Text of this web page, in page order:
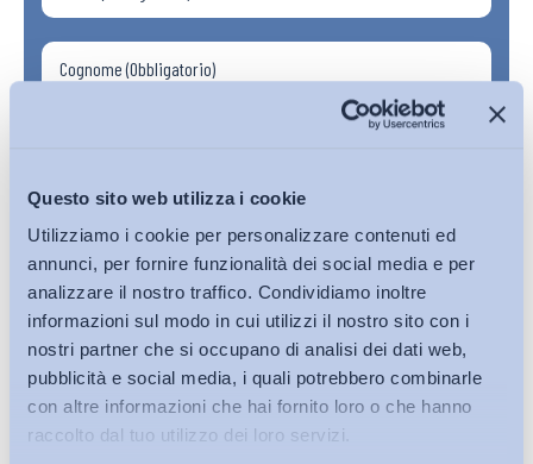
Questo sito web utilizza i cookie
Utilizziamo i cookie per personalizzare contenuti ed
annunci, per fornire funzionalità dei social media e per
analizzare il nostro traffico. Condividiamo inoltre
informazioni sul modo in cui utilizzi il nostro sito con i
nostri partner che si occupano di analisi dei dati web,
pubblicità e social media, i quali potrebbero combinarle
con altre informazioni che hai fornito loro o che hanno
raccolto dal tuo utilizzo dei loro servizi.